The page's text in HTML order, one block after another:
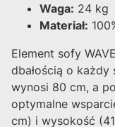
Waga: 24 kg
Materiał:
Element sofy
dbałością o każdy
wynosi 80 cm, a
optymalne
cm) i wysokość